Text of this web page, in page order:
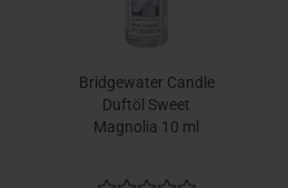
Bridgewater Candle
Duftöl Sweet
Magnolia 10 ml